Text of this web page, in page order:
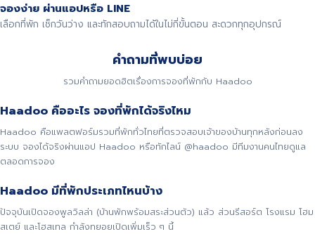
จองง่าย ผ่านแอปหรือ LINE
เลือกที่พัก เช็กวันว่าง และทักสอบถามได้ในไม่กี่ขั้นตอน สะดวกทุกอุปกรณ์
คำถามที่พบบ่อย
รวมคำถามยอดฮิตเรื่องการจองที่พักกับ Haadoo
Haadoo คืออะไร จองที่พักได้จริงไหม
Haadoo คือแพลตฟอร์มรวมที่พักทั่วไทยที่ตรวจสอบเจ้าของบ้านทุกหลังก่อนลง
ระบบ จองได้จริงผ่านแอป Haadoo หรือทักไลน์ @haadoo มีทีมงานคนไทยดูแล
ตลอดการจอง
Haadoo มีที่พักประเภทไหนบ้าง
ปัจจุบันเปิดจองพูลวิลล่า (บ้านพักพร้อมสระส่วนตัว) แล้ว ส่วนรีสอร์ต โรงแรม โฮม
สเตย์ และโฮสเทล กำลังทยอยเปิดเพิ่มเร็ว ๆ นี้